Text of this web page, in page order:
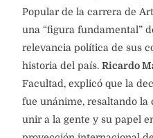
Popular de la carrera de
una “figura fundamental”
relevancia política de sus
historia del país. Ricardo
Facultad, explicó que la
fue unánime, resaltando la
unir a la gente y su papel